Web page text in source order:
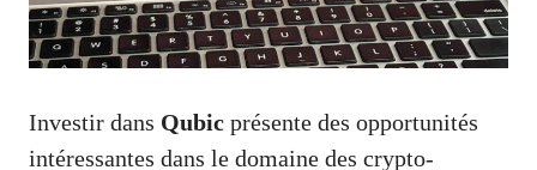
Investir dans Qubic présente des opportunités
intéressantes dans le domaine des crypto-